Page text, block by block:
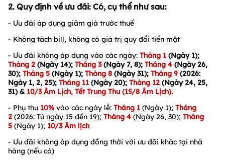
2. Quy định về ưu đãi: Có, cụ thể như sau:
- Ưu đãi áp dụng giảm giá trước thuế
- Không tách bill, không có giá trị quy đổi tiền mặt
- Ưu đãi không áp dụng vào các ngày: Tháng 1 (Ngày 1);
Tháng 2 (Ngày 14); Tháng 3(Ngày 7, 8); Tháng 4 (Ngày 26,
30); Tháng 5 (Ngày 1); Tháng 8 (Ngày 31); Tháng 9 (2026:
Ngày 1, 2, 25); Tháng 11 (Ngày 20); Tháng 12 (Ngày 24, 25,
31) & 10/3 Âm Lịch, Tết Trung Thu (15/8 Âm Lịch).
- Phụ thu 10% vào các ngày lễ: Tháng 1 (Ngày 1); Tháng
2 (2026: Từ ngày 15 đến 19); Tháng 4 (Ngày 26, 30); Tháng
5 (Ngày 1); 10/3 Âm l ịch
- Ưu đãi không áp dụng đồng thời với ưu đãi khác tại nhà
hàng (nếu có)